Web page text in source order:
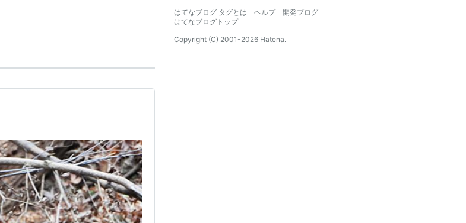
はてなブログ タグとは
ヘルプ
開発ブログ
はてなブログトップ
Copyright (C) 2001-2026 Hatena.